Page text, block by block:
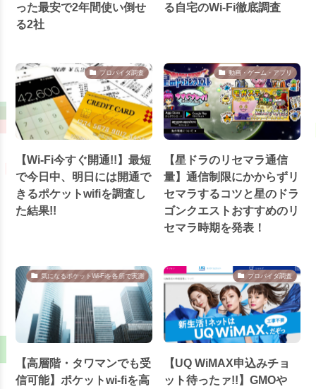
った最安で2年間使い倒せ
る2社
る自宅のWi-Fi徹底調査
プロバイダ調査
【Wi-Fi今すぐ開通!!】最短
で今日中、明日には開通で
きるポケットwifiを調査し
た結果!!
動画・ゲーム・アプリ
【星ドラのリセマラ通信
量】通信制限にかからずリ
セマラするコツと星のドラ
ゴンクエストおすすめのリ
セマラ時期を発表！
気になるポケットWi-Fiを各所で実測
【高層階・タワマンでも受
信可能】ポケットwi-fiを高
プロバイダ調査
【UQ WiMAX申込みチョ
ット待ったァ!!】GMOや